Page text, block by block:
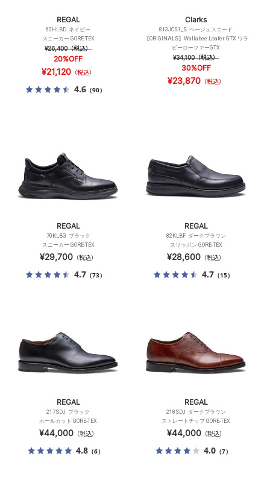
REGAL
60HLBD ネイビー
スニーカー GORE-TEX
¥26,400（税込）
20%OFF
¥21,120（税込）
4.6（90）
Clarks
813JCS1_S ベージュスエード
【ORIGINALS】Wallabee Loafer GTX ワラ
ビーローファーGTX
¥34,100（税込）
30%OFF
¥23,870（税込）
REGAL
70KLBG ブラック
スニーカー GORE-TEX
¥29,700（税込）
4.7（73）
REGAL
82KLBF ダークブラウン
スリッポン GORE-TEX
¥28,600 （税込）
4.7（15）
REGAL
217SDJ ブラック
ホールカット GORE-TEX
¥44,000（税込）
4.8（6）
REGAL
218SDJ ダークブラウン
ストレートチップ GORE-TEX
¥44,000（税込）
4.0（7）